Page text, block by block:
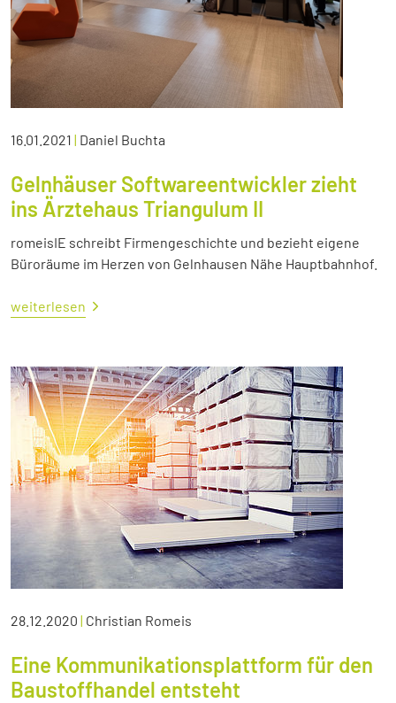
16.01.2021 | Daniel Buchta
Gelnhäuser Softwareentwickler zieht
ins Ärztehaus Triangulum II
romeisIE schreibt Firmengeschichte und bezieht eigene
Büroräume im Herzen von Gelnhausen Nähe Hauptbahnhof.
weiterlesen
28.12.2020 | Christian Romeis
Eine Kommunikationsplattform für den
Baustoffhandel entsteht